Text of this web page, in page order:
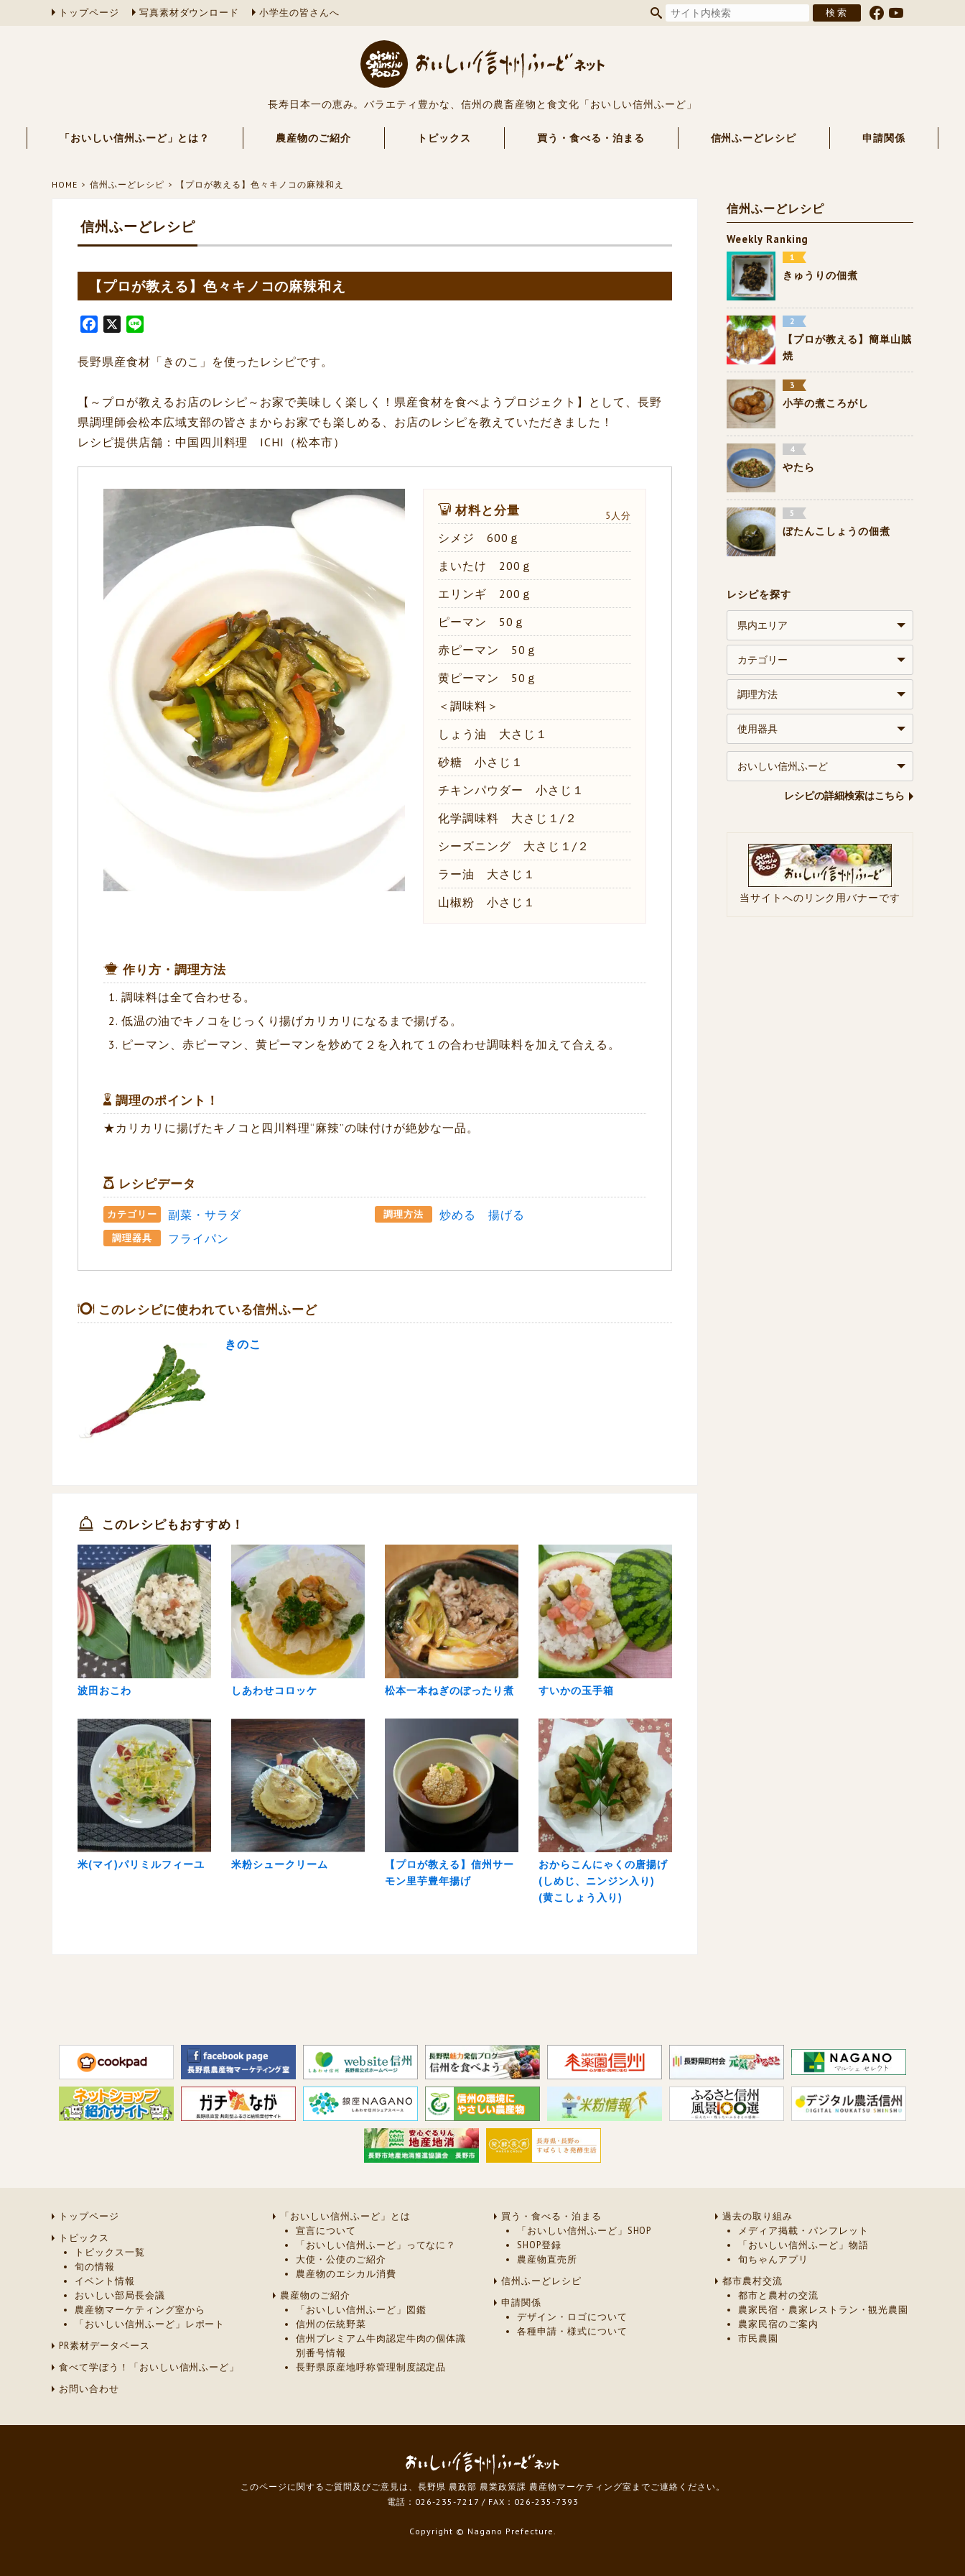
トップページ 写真素材ダウンロード 小学生の皆さんへ
長寿日本一の恵み。バラエティ豊かな、信州の農畜産物と食文化「おいしい信州ふーど」
「おいしい信州ふーど」とは？ 農産物のご紹介 トピックス 買う・食べる・泊まる 信州ふーどレシピ 申請関係
HOME 信州ふーどレシピ 【プロが教える】色々キノコの麻辣和え
信州ふーどレシピ
【プロが教える】色々キノコの麻辣和え
c
o
k
n
長野県産食材「きのこ」を使ったレシピです。
【～プロが教えるお店のレシピ～お家で美味しく楽しく！県産食材を食べようプロジェクト】として、長野
県調理師会松本広域支部の皆さまからお家でも楽しめる、お店のレシピを教えていただきました！
レシピ提供店舗：中国四川料理 ICHI（松本市）
材料と分量 5人分
シメジ 600ｇ
まいたけ 200ｇ
エリンギ 200ｇ
ピーマン 50ｇ
赤ピーマン 50ｇ
黄ピーマン 50ｇ
＜調味料＞
しょう油 大さじ１
砂糖 小さじ１
チキンパウダー 小さじ１
化学調味料 大さじ１/２
シーズニング 大さじ１/２
ラー油 大さじ１
山椒粉 小さじ１
作り方・調理方法
調味料は全て合わせる。
低温の油でキノコをじっくり揚げカリカリになるまで揚げる。
ピーマン、赤ピーマン、黄ピーマンを炒めて２を入れて１の合わせ調味料を加えて合える。
調理のポイント！
★カリカリに揚げたキノコと四川料理“麻辣”の味付けが絶妙な一品。
レシピデータ
カテゴリー 副菜・サラダ 調理方法 炒める 揚げる
調理器具 フライパン
このレシピに使われている信州ふーど
きのこ
このレシピもおすすめ！
波田おこわ しあわせコロッケ 松本一本ねぎのぽったり煮 すいかの玉手箱
米(マイ)パリミルフィーユ 米粉シュークリーム
【プロが教える】信州サー
モン里芋豊年揚げ
おからこんにゃくの唐揚げ
(しめじ、ニンジン入り)
(黄こしょう入り)
信州ふーどレシピ
Weekly Ranking
きゅうりの佃煮
【プロが教える】簡単山賊
焼
小芋の煮ころがし
やたら
ぼたんこしょうの佃煮
レシピを探す
レシピの詳細検索はこちら
当サイトへのリンク用バナーです
トップページ
トピックス
トピックス一覧
旬の情報
イベント情報
おいしい部局長会議
農産物マーケティング室から
「おいしい信州ふーど」レポート
PR素材データベース
食べて学ぼう！「おいしい信州ふーど」
お問い合わせ
「おいしい信州ふーど」とは
宣言について
「おいしい信州ふーど」ってなに？
大使・公使のご紹介
農産物のエシカル消費
農産物のご紹介
「おいしい信州ふーど」図鑑
信州の伝統野菜
信州プレミアム牛肉認定牛肉の個体識
別番号情報
長野県原産地呼称管理制度認定品
買う・食べる・泊まる
「おいしい信州ふーど」SHOP
SHOP登録
農産物直売所
信州ふーどレシピ
申請関係
デザイン・ロゴについて
各種申請・様式について
過去の取り組み
メディア掲載・パンフレット
「おいしい信州ふーど」物語
旬ちゃんアプリ
都市農村交流
都市と農村の交流
農家民宿・農家レストラン・観光農園
農家民宿のご案内
市民農園
このページに関するご質問及びご意見は、長野県 農政部 農業政策課 農産物マーケティング室までご連絡ください。
電話：026-235-7217 / FAX：026-235-7393
Copyright © Nagano Prefecture.